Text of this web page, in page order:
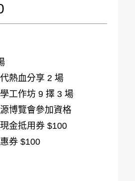
代熱血分享 2 場
工作坊 9 擇 3 場
博覽會參加資格
金抵用券 $100
券 $100